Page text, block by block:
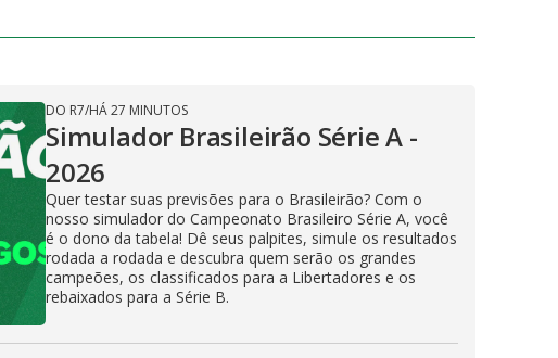
DO R7/HÁ 27 MINUTOS
Simulador Brasileirão Série A -
2026
Quer testar suas previsões para o Brasileirão? Com o
nosso simulador do Campeonato Brasileiro Série A, você
é o dono da tabela! Dê seus palpites, simule os resultados
rodada a rodada e descubra quem serão os grandes
campeões, os classificados para a Libertadores e os
rebaixados para a Série B.